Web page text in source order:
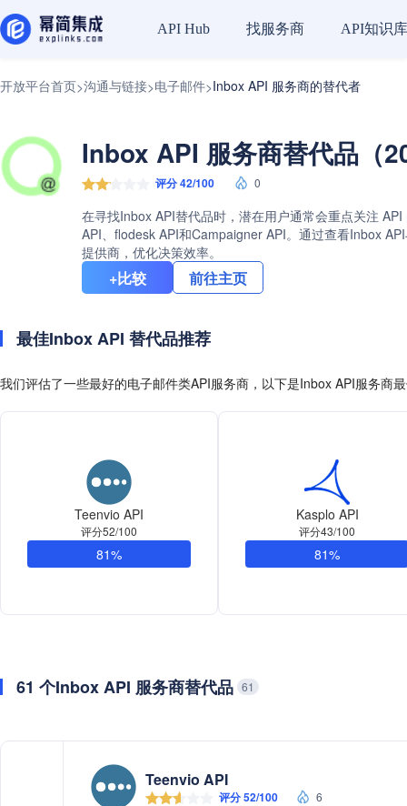
API Hub 找服务商 API知识库
开放平台首页>沟通与链接>电子邮件>Inbox API 服务商的替代者
Inbox API 服务商替代品（
评分 42/100 0
在寻找Inbox API替代品时，潜在用户通常会重点关注
API、flodesk API和Campaigner API。通过查看Inbox
提供商，优化决策效率。
+比较 前往主页
最佳Inbox API 替代品推荐
我们评估了一些最好的电子邮件类API服务商，以下是Inbox API服务商
Teenvio API
评分52/100
81%
Kasplo API
评分43/100
81%
61 个Inbox API 服务商替代品 61
Teenvio API
评分 52/100 6